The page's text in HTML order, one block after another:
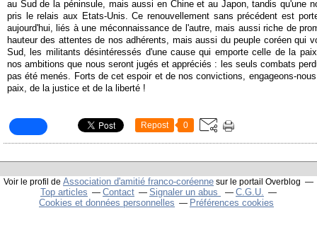
au Sud de la péninsule, mais aussi en Chine et au Japon, tandis qu'une
pris le relais aux Etats-Unis. Ce renouvellement sans précédent est
aujourd'hui, liés à une méconnaissance de l'autre, mais aussi riche de
hauteur des attentes de nos adhérents, mais aussi du peuple coréen qui
Sud, les militants désintéressés d'une cause qui emporte celle de la
nos ambitions que nous seront jugés et appréciés : les seuls combats
pas été menés. Forts de cet espoir et de nos convictions, engageons-
paix, de la justice et de la liberté !
Repost 0
Voir le profil de Association d'amitié franco-coréenne sur le portail Overblog
Top articles Contact Signaler un abus
C.G.U.
Cookies et données personnelles
Préférences cookies